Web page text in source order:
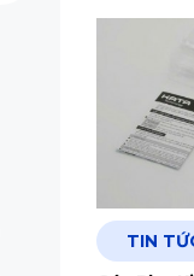
TIN